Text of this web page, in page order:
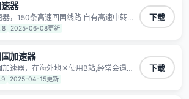
器
，150条高速回国线路 自有高速中转节
键连接 提供高速线路 应用内直达视频音
步 应用模式 App互不干扰 不间断的隐私保
进行窃取和监听
2025-06-08更新
下载
加速器
速器，在海外地区使用B站,经常会遇到B
/网络IP屏蔽,缓冲卡顿等问题,使用我们
用回国VPN,可加速解决各类网络问题,一键
2025-04-15更新
下载